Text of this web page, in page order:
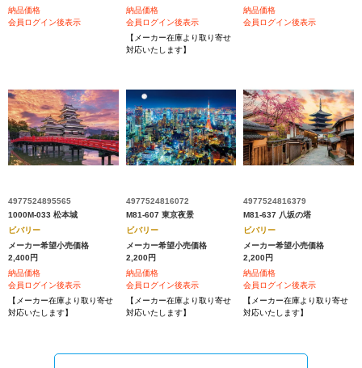
納品価格
会員ログイン後表示
納品価格
会員ログイン後表示
【メーカー在庫より取り寄せ
対応いたします】
納品価格
会員ログイン後表示
4977524895565
1000M-033 松本城
ビバリー
メーカー希望小売価格
2,400円
納品価格
会員ログイン後表示
【メーカー在庫より取り寄せ
対応いたします】
4977524816072
M81-607 東京夜景
ビバリー
メーカー希望小売価格
2,200円
納品価格
会員ログイン後表示
【メーカー在庫より取り寄せ
対応いたします】
4977524816379
M81-637 八坂の塔
ビバリー
メーカー希望小売価格
2,200円
納品価格
会員ログイン後表示
【メーカー在庫より取り寄せ
対応いたします】